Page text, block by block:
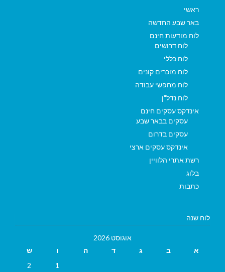
ראשי
באר שבע החדשה
לוח מודעות חינם
לוח דרושים
לוח כללי
לוח מוכרים קונים
לוח מחפשי עבודה
לוח נדל"ן
אינדקס עסקים חינם
עסקים בבאר שבע
עסקים בדרום
אינדקס עסקים ארצי
רשת אתרי הלוויין
בלוג
כתבות
לוח שנה
אוגוסט 2026
א
ב ג ד ה ו
ש
1
2